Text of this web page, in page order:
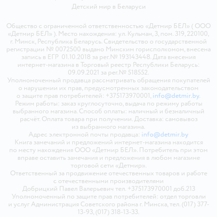
Детский мир в Беларуси
Общество с ограниченной ответственностью «Детмир БЕЛ» ( ООО
«Детмир БЕЛ» ). Место нахождения: ул. Кульман, 3, пом. 319, 220100,
г. Минск, Республика Беларусь. Свидетельство о государственной
регистрации № 0072500 выдано Минским горисполкомом, внесена
запись в ЕГР 01.10.2018 за рег.№ 193143448. Дата внесения
интернет-магазина в Торговый реестр Республики Беларусь:
09.09.2021 за рег.№ 518552.
Уполномоченный продавца рассматривать обращения покупателей
о нарушении их прав, предусмотренных законодательством
о защите прав потребителей: +375173970001, info@detmir.by.
Режим работы: заказ круглосуточно, выдача по режиму работы
выбранного магазина. Способ оплаты: наличный и безналичный
расчёт. Оплата товара при получении. Доставка: самовывоз
из выбранного магазина.
Адрес электронной почты продавца: info@detmir.by
Книга замечаний и предложений интернет-магазина находится
по месту нахождения ООО «Детмир БЕЛ». Потребитель при этом
вправе оставить замечания и предложения в любом магазине
торговой сети «Детмир».
Ответственный за продвижение отечественных товаров и работе
с отечественными производителями
Добрицкий Павел Валерьевич тел. +375173970001 доб.213
Уполномоченный по защите прав потребителей: отдел торговли
и услуг Администрация Советского района г. Минска, тел. (017) 377-
13-93, (017) 318-13-33.